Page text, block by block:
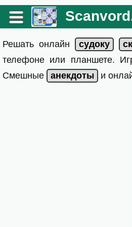
Решать онлайн
телефоне или планшете.
Смешные
и